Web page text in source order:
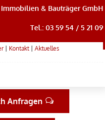
& Bauträger GmbH
Tel.: 03 59 54 / 5 21 09
| Kontakt| Aktuelles
Anfragen